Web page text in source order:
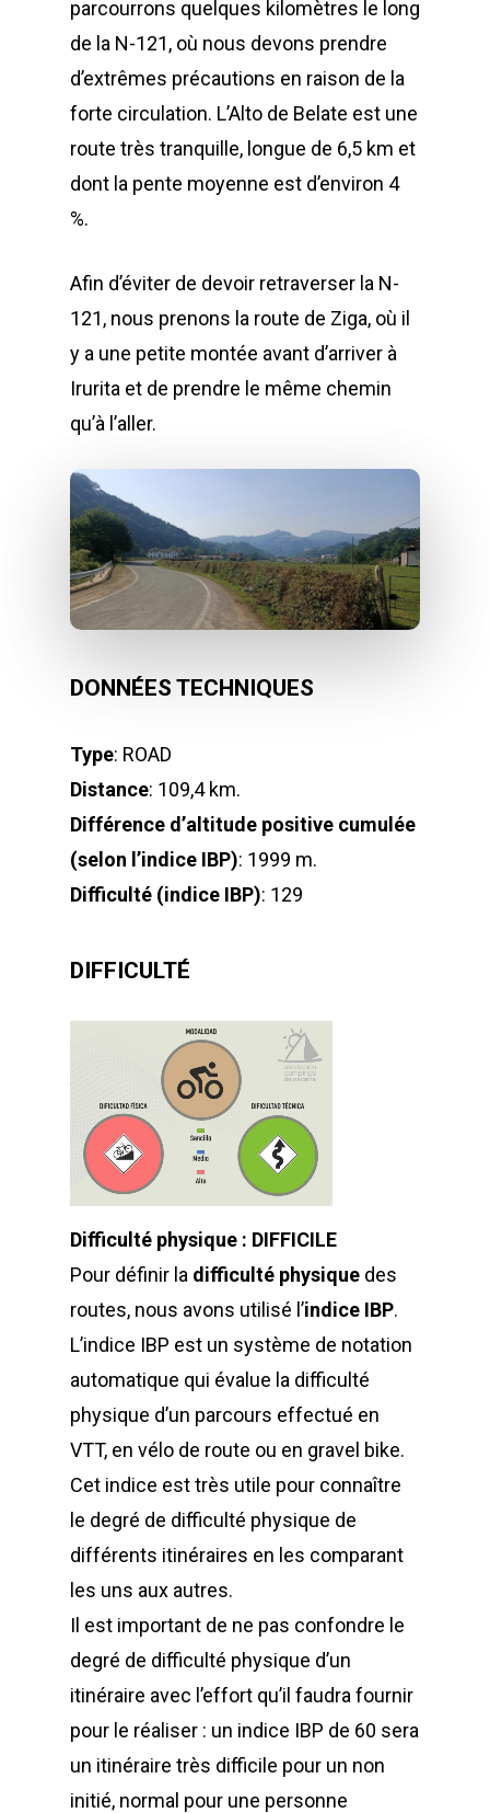
parcourrons quelques kilomètres le long
de la N-121, où nous devons prendre
d’extrêmes précautions en raison de la
forte circulation. L’Alto de Belate est une
route très tranquille, longue de 6,5 km et
dont la pente moyenne est d’environ 4
%.
Afin d’éviter de devoir retraverser la N-
121, nous prenons la route de Ziga, où il
y a une petite montée avant d’arriver à
Irurita et de prendre le même chemin
qu’à l’aller.
DONNÉES TECHNIQUES
Type: ROAD
Distance: 109,4 km.
Différence d’altitude positive cumulée
(selon l’indice IBP): 1999 m.
Difficulté (indice IBP): 129
DIFFICULTÉ
Difficulté physique : DIFFICILE
Pour définir la difficulté physique des
routes, nous avons utilisé l’indice IBP.
L’indice IBP est un système de notation
automatique qui évalue la difficulté
physique d’un parcours effectué en
VTT, en vélo de route ou en gravel bike.
Cet indice est très utile pour connaître
le degré de difficulté physique de
différents itinéraires en les comparant
les uns aux autres.
Il est important de ne pas confondre le
degré de difficulté physique d’un
itinéraire avec l’effort qu’il faudra fournir
pour le réaliser : un indice IBP de 60 sera
un itinéraire très difficile pour un non
initié, normal pour une personne